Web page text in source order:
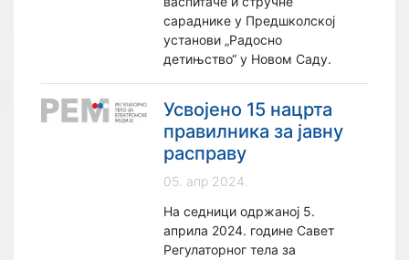
сараднике у Предшколској
установи „Радосно
детињство“ у Новом Саду.
Усвојено 15 нацрта
правилника за јавну
расправу
05. апр 2024.
На седници одржаној 5.
априла 2024. године Савет
Регулаторног тела за